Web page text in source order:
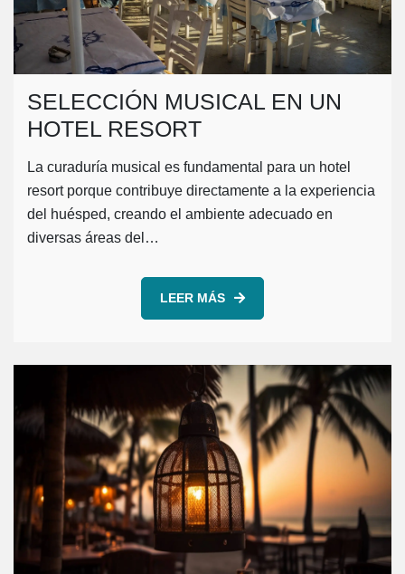
SELECCIÓN MUSICAL EN UN
HOTEL RESORT
La curaduría musical es fundamental para un hotel
resort porque contribuye directamente a la experiencia
del huésped, creando el ambiente adecuado en
diversas áreas del…
LEER MÁS